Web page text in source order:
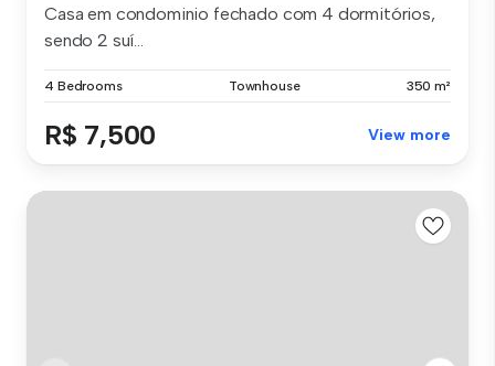
Casa em condominio fechado com 4 dormitórios,
sendo 2 suí...
4 Bedrooms Townhouse 350 m²
R$ 7,500 View more